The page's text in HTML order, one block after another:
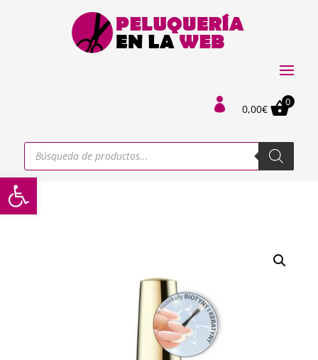
Abrir barra de herramientas
 0,00€
0
Búsqueda
productos